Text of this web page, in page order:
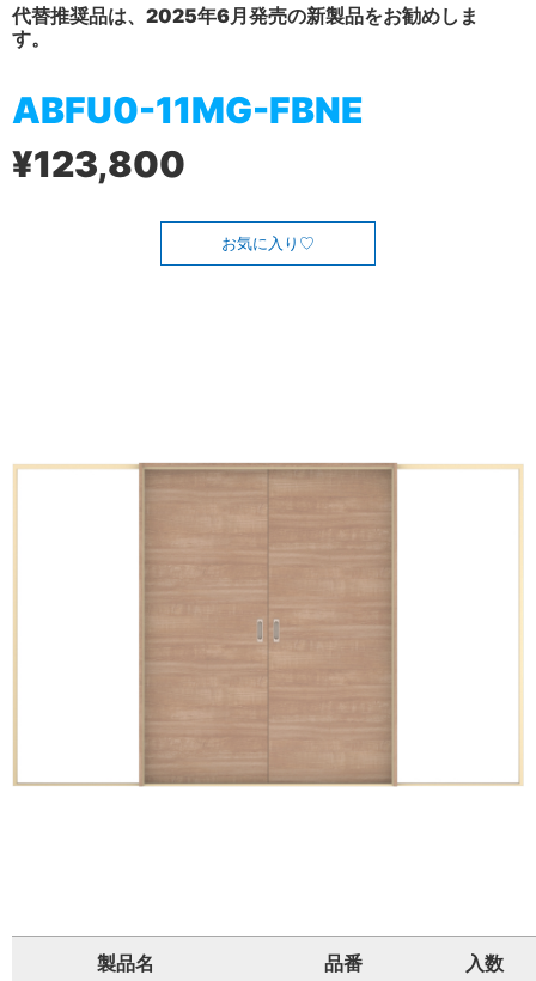
代替推奨品は、2025年6月発売の新製品をお勧めしま
す。
ABFU0-11MG-FBNE
¥123,800
お気に入り
製品名 品番 入数